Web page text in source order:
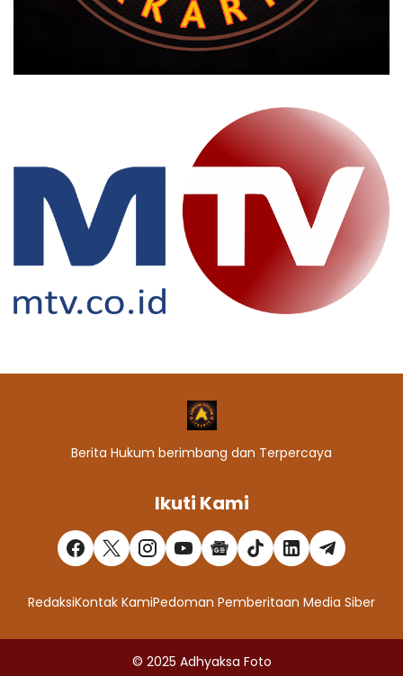
Berita Hukum berimbang dan Terpercaya
Ikuti Kami
RedaksiKontak KamiPedoman Pemberitaan Media Siber
© 2025 Adhyaksa Foto